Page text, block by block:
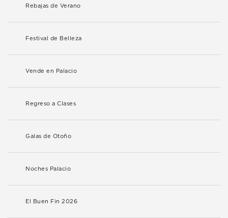
Rebajas de Verano
Festival de Belleza
Vende en Palacio
Regreso a Clases
Galas de Otoño
Noches Palacio
El Buen Fin 2026